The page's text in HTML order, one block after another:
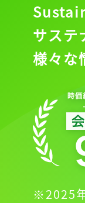
サステ
様々な
※2025